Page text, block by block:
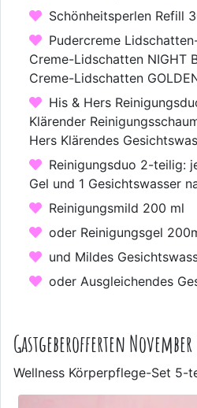
Schönheitsperlen Refill
Pudercreme
Creme-Lidschatten NIGHT
Creme-Lidschatten
His & Hers
Klärender
Hers Klärendes
Reinigungsduo 2-teilig:
Gel und 1 Gesichtswasser
Reinigungsmild 200 ml
oder Reinigungsgel
und Mildes
oder Ausgleichendes
Gastgeberofferten November
Wellness Körperpflege-Set 5-